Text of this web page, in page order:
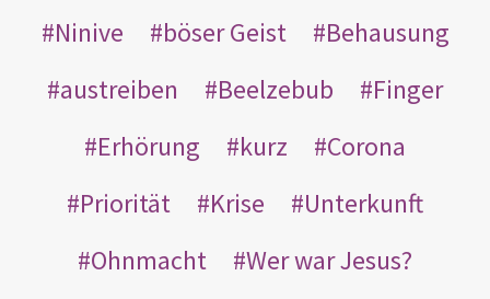
Ninive
böser Geist
Behausung
austreiben
Beelzebub
Finger
Erhörung
kurz
Corona
Priorität
Krise
Unterkunft
Ohnmacht
Wer war Jesus?